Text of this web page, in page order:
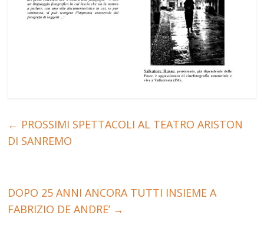
← PROSSIMI SPETTACOLI AL TEATRO ARISTON
DI SANREMO
DOPO 25 ANNI ANCORA TUTTI INSIEME A
FABRIZIO DE ANDRE’ →